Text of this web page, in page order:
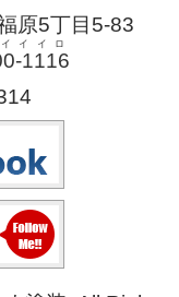
原5丁目5-83
1116
イイロ